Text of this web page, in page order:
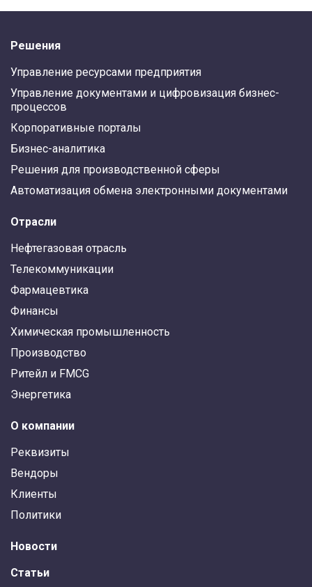
Решения
Управление ресурсами предприятия
Управление документами и цифровизация бизнес-
процессов
Корпоративные порталы
Бизнес-аналитика
Решения для производственной сферы
Автоматизация обмена электронными документами
Отрасли
Нефтегазовая отрасль
Телекоммуникации
Фармацевтика
Финансы
Химическая промышленность
Производство
Ритейл и FMCG
Энергетика
О компании
Реквизиты
Вендоры
Клиенты
Политики
Новости
Статьи